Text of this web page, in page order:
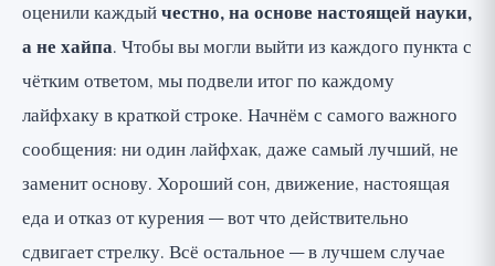
оценили каждыйчестно, на основе настоящей науки,
а не хайпа. Чтобы вы могли выйти из каждого пункта с
чётким ответом, мы подвели итог по каждому
лайфхаку в краткой строке. Начнём с самого важного
сообщения: ни один лайфхак, даже самый лучший, не
заменит основу. Хороший сон, движение, настоящая
еда и отказ от курения — вот что действительно
сдвигает стрелку. Всё остальное — в лучшем случае